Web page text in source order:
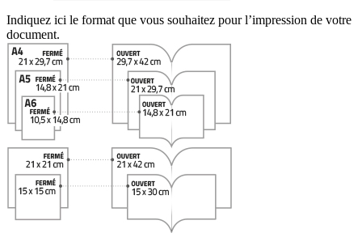
Indiquez ici le format que vous souhaitez pour l’impression de votre
document.